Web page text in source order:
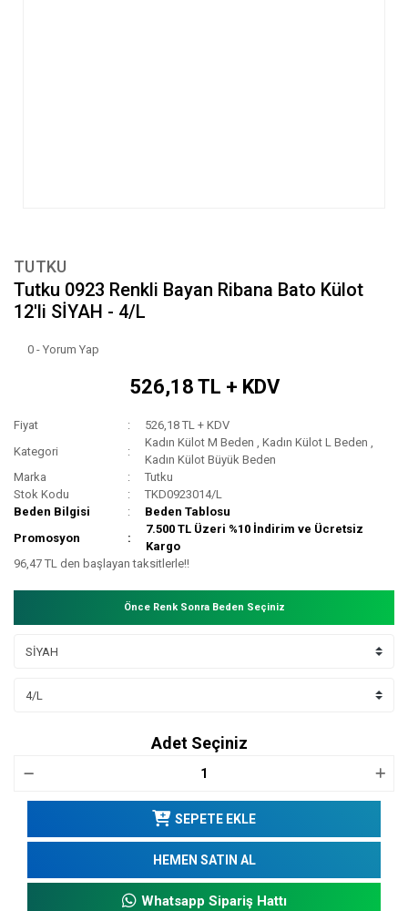
TUTKU
Tutku 0923 Renkli Bayan Ribana Bato Külot
12'li SİYAH - 4/L
0 - Yorum Yap
526,18 TL + KDV
Fiyat
526,18 TL + KDV
Kategori
Kadın Külot M Beden ,Kadın Külot L Beden ,
Kadın Külot Büyük Beden
Marka
Tutku
Stok Kodu
TKD0923014/L
Beden Bilgisi
Beden Tablosu
Promosyon
7.500 TL Üzeri %10 İndirim ve Ücretsiz
Kargo
96,47 TL den başlayan taksitlerle!!
Önce Renk Sonra Beden Seçiniz
Adet Seçiniz
SEPETE EKLE
HEMEN SATIN AL
Whatsapp Sipariş Hattı